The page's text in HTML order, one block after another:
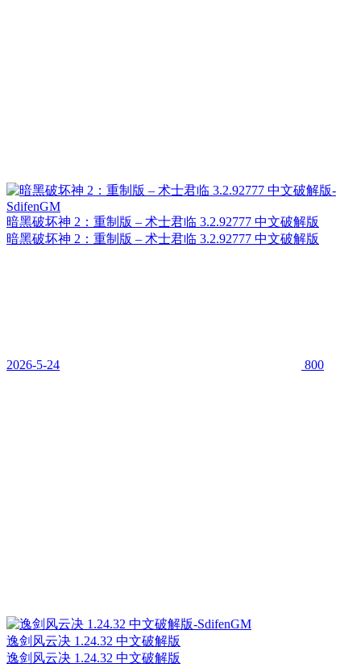
暗黑破坏神 2：重制版 – 术士君临 3.2.92777 中文破解版
暗黑破坏神 2：重制版 – 术士君临 3.2.92777 中文破解版
2026-5-24 800
逸剑风云决 1.24.32 中文破解版
逸剑风云决 1.24.32 中文破解版